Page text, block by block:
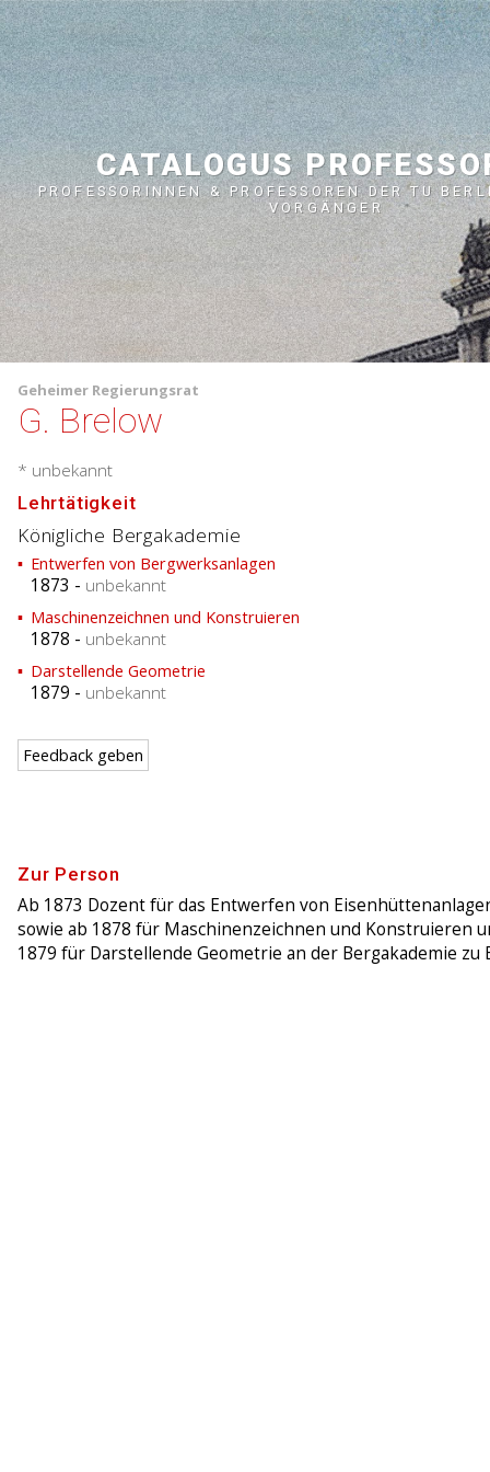
CATALOGUS
PROFESSORINNEN & PROFESSOREN DER TU
VORGÄNGER
Geheimer Regierungsrat
G. Brelow
Zur Person
Ab 1873 Dozent für das Entwerfen von
sowie ab 1878 für Maschinenzeichnen und Konstruieren
1879 für Darstellende Geometrie an der Bergakademie zu
* unbekannt
Lehrtätigkeit
Königliche Bergakademie
Entwerfen von Bergwerksanlagen
1873 - unbekannt
Maschinenzeichnen und Konstruieren
1878 - unbekannt
Darstellende Geometrie
1879 - unbekannt
Feedback geben